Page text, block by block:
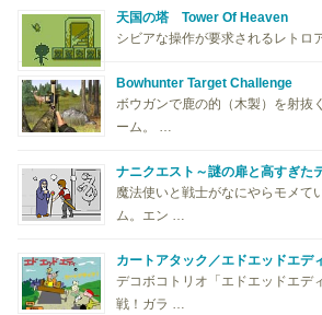
天国の塔 Tower Of Heaven
シビアな操作が要求されるレトロ
Bowhunter Target Challenge
ボウガンで鹿の的（木製）を射抜
ーム。 …
ナニクエスト～謎の扉と高すぎた
魔法使いと戦士がなにやらモメて
ム。エン …
カートアタック／エドエッドエデ
デコボコトリオ「エドエッドエデ
戦！ガラ …